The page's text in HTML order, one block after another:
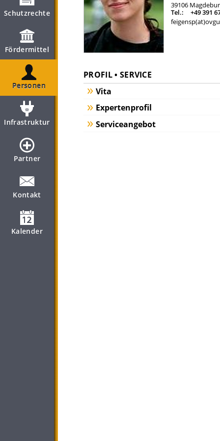
Schutzrechte
Fördermittel
Personen
Infrastruktur
Partner
Kontakt
Kalender
39106
Tel.:
+49 391
PROFIL • SERVICE
Vita
Expertenprofil
Serviceangebot